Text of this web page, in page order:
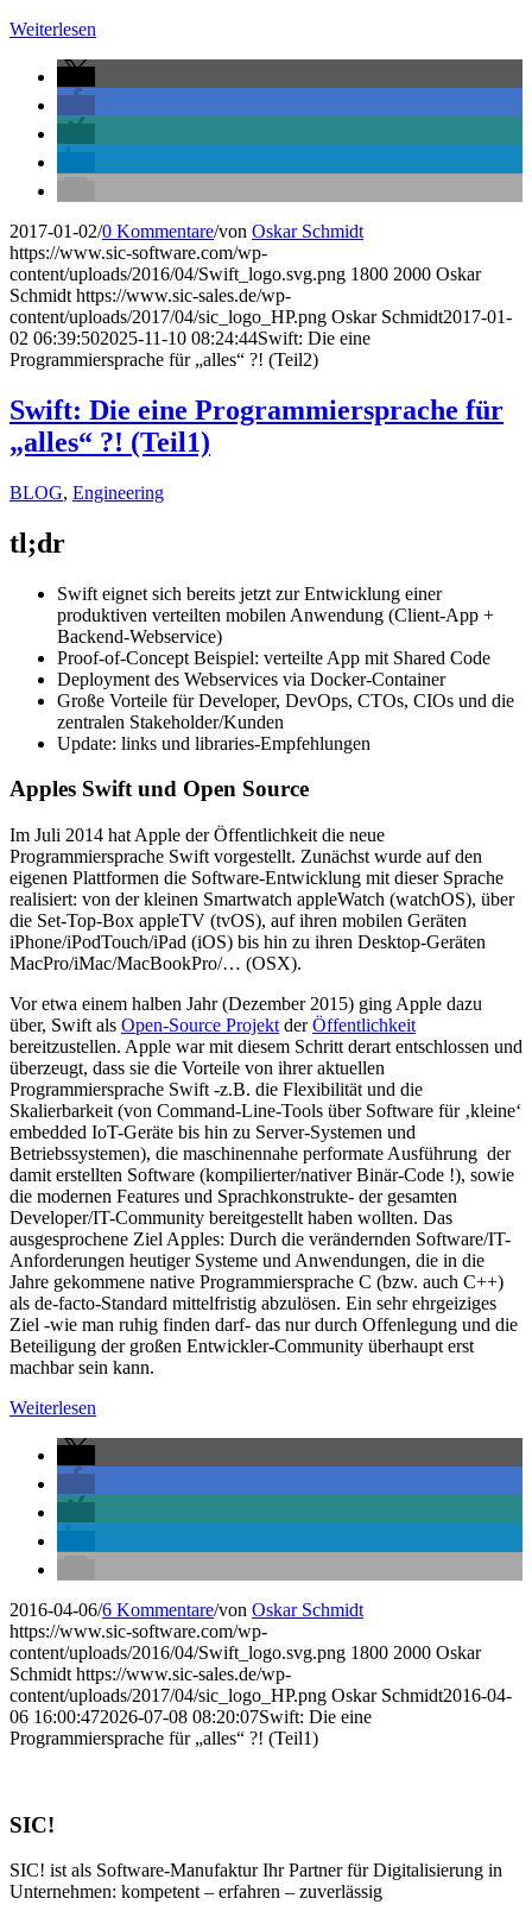
Weiterlesen
2017-01-02/0 Kommentare/von Oskar Schmidt
https://www.sic-software.com/wp-
content/uploads/2016/04/Swift_logo.svg.png 1800 2000 Oskar
Schmidt https://www.sic-sales.de/wp-
content/uploads/2017/04/sic_logo_HP.png Oskar Schmidt2017-01-
02 06:39:502025-11-10 08:24:44Swift: Die eine
Programmiersprache für „alles“ ?! (Teil2)
Swift: Die eine Programmiersprache für
„alles“ ?! (Teil1)
BLOG, Engineering
tl;dr
Swift eignet sich bereits jetzt zur Entwicklung einer
produktiven verteilten mobilen Anwendung (Client-App +
Backend-Webservice)
Proof-of-Concept Beispiel: verteilte App mit Shared Code
Deployment des Webservices via Docker-Container
Große Vorteile für Developer, DevOps, CTOs, CIOs und die
zentralen Stakeholder/Kunden
Update: links und libraries-Empfehlungen
Apples Swift und Open Source
Im Juli 2014 hat Apple der Öffentlichkeit die neue
Programmiersprache Swift vorgestellt. Zunächst wurde auf den
eigenen Plattformen die Software-Entwicklung mit dieser Sprache
realisiert: von der kleinen Smartwatch appleWatch (watchOS), über
die Set-Top-Box appleTV (tvOS), auf ihren mobilen Geräten
iPhone/iPodTouch/iPad (iOS) bis hin zu ihren Desktop-Geräten
MacPro/iMac/MacBookPro/… (OSX).
Vor etwa einem halben Jahr (Dezember 2015) ging Apple dazu
über, Swift als Open-Source Projekt derÖffentlichkeit
bereitzustellen. Apple war mit diesem Schritt derart entschlossen und
überzeugt, dass sie die Vorteile von ihrer aktuellen
Programmiersprache Swift -z.B. die Flexibilität und die
Skalierbarkeit (von Command-Line-Tools über Software für ‚kleine‘
embedded IoT-Geräte bis hin zu Server-Systemen und
Betriebssystemen), die maschinennahe performate Ausführung der
damit erstellten Software (kompilierter/nativer Binär-Code !), sowie
die modernen Features und Sprachkonstrukte- der gesamten
Developer/IT-Community bereitgestellt haben wollten. Das
ausgesprochene Ziel Apples: Durch die verändernden Software/IT-
Anforderungen heutiger Systeme und Anwendungen, die in die
Jahre gekommene native Programmiersprache C (bzw. auch C++)
als de-facto-Standard mittelfristig abzulösen. Ein sehr ehrgeiziges
Ziel -wie man ruhig finden darf- das nur durch Offenlegung und die
Beteiligung der großen Entwickler-Community überhaupt erst
machbar sein kann.
Weiterlesen
2016-04-06/6 Kommentare/von Oskar Schmidt
https://www.sic-software.com/wp-
content/uploads/2016/04/Swift_logo.svg.png 1800 2000 Oskar
Schmidt https://www.sic-sales.de/wp-
content/uploads/2017/04/sic_logo_HP.png Oskar Schmidt2016-04-
06 16:00:472026-07-08 08:20:07Swift: Die eine
Programmiersprache für „alles“ ?! (Teil1)
SIC!
SIC! ist als Software-Manufaktur Ihr Partner für Digitalisierung in
Unternehmen: kompetent – erfahren – zuverlässig